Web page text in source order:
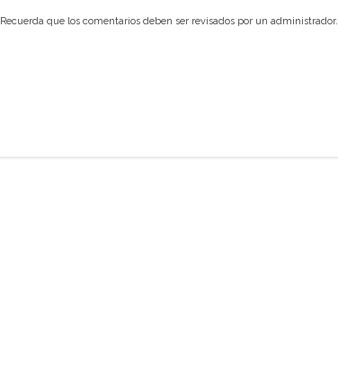
Recuerda que los comentarios deben ser revisados por un administrador.